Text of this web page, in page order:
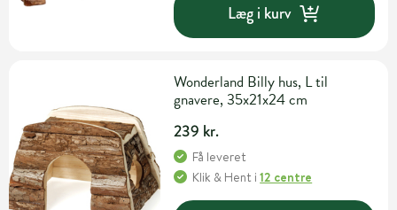
Læg i kurv
Wonderland Billy hus, L til
gnavere, 35x21x24 cm
239 kr.
Få leveret
Klik & Hent i12 centre